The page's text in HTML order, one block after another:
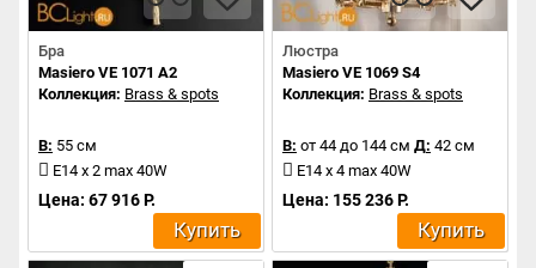
Бра
Masiero VE 1071 A2
Коллекция: Brass & spots
В: 55 см
E14 x 2 max 40W
Цена: 67 916 Р.
Купить
Люстра
Masiero VE 1069 S4
Коллекция: Brass & spots
В: от 44 до 144 см Д: 42 см
E14 x 4 max 40W
Цена: 155 236 Р.
Купить